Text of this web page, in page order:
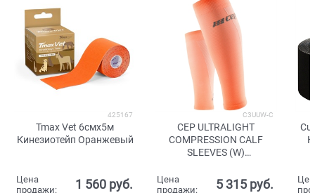
425167
Tmax Vet 6смx5м
Кинезиотейп Оранжевый
Цена
продажи:
1 560 руб.
C3UUW-C
CEP ULTRALIGHT
COMPRESSION CALF
SLEEVES (W)
для бега ультратонкие
женские Коралловый
Цена
продажи:
5 315 руб.